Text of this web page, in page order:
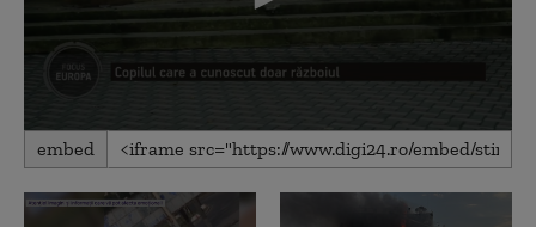
0
seconds
4
minutes,
embed